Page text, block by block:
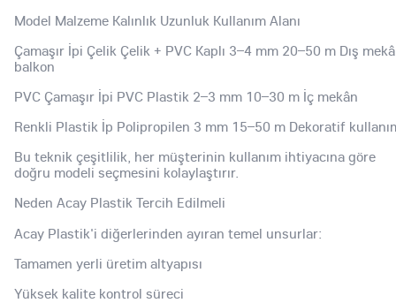
Model Malzeme Kalınlık Uzunluk Kullanım Alanı
Çamaşır İpi Çelik Çelik + PVC Kaplı 3–4 mm 20–50 m Dış
balkon
PVC Çamaşır İpi PVC Plastik 2–3 mm 10–30 m İç mekân
Renkli Plastik İp Polipropilen 3 mm 15–50 m Dekoratif
Bu teknik çeşitlilik, her müşterinin kullanım ihtiyacına göre
doğru modeli seçmesini kolaylaştırır.
Neden Acay Plastik Tercih Edilmeli
Acay Plastik'i diğerlerinden ayıran temel unsurlar:
Tamamen yerli üretim altyapısı
Yüksek kalite kontrol süreci